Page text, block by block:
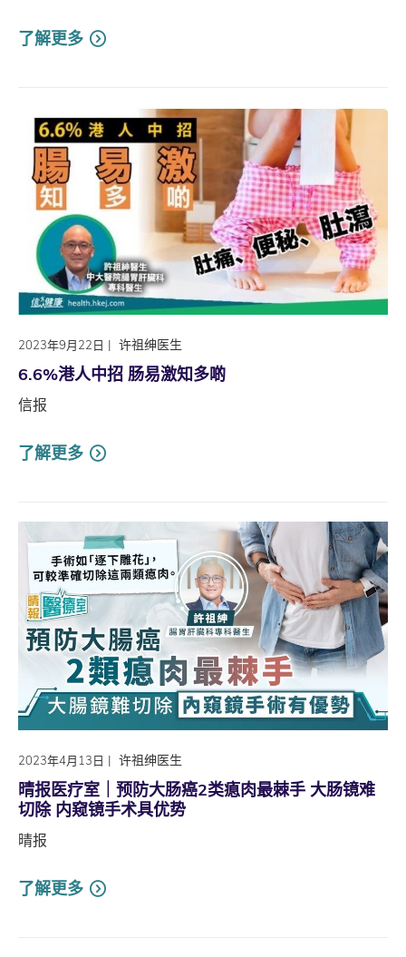
了解更多
2023年9月22日 | 许祖绅医生
6.6%港人中招 肠易激知多啲
信报
了解更多
2023年4月13日 | 许祖绅医生
晴报医疗室｜预防大肠癌2类瘜肉最棘手 大肠镜难
切除 内窥镜手术具优势
晴报
了解更多